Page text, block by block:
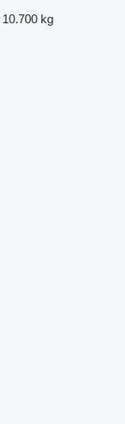
10.700 kg